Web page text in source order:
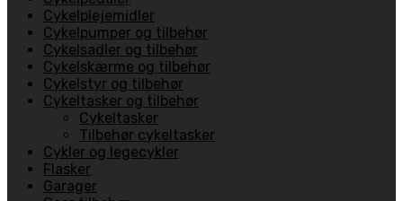
Cykelplejemidler
Cykelpumper og tilbehør
Cykelsadler og tilbehør
Cykelskærme og tilbehør
Cykelstyr og tilbehør
Cykeltasker og tilbehør
Cykeltasker
Tilbehør cykeltasker
Cykler og legecykler
Flasker
Garager